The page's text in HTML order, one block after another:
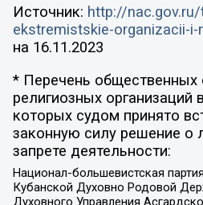
Источник: http://
ekstremistskie-organizacii-i-
на 16.11.2023
* Перечень общественных
религиозных организаций
которых судом принято
законную силу решение о
запрете деятельности:
Национал-большевистская
Кубанской Духовно Родовой
Духовного Управления